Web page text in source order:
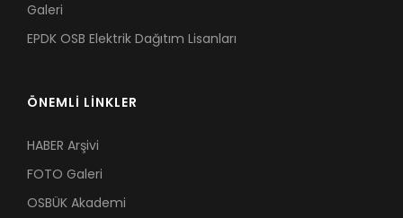
Galeri
EPDK OSB Elektrik Dağıtım Lisanları
ÖNEMLİ LİNKLER
HABER Arşivi
FOTO Galeri
OSBÜK Akademi